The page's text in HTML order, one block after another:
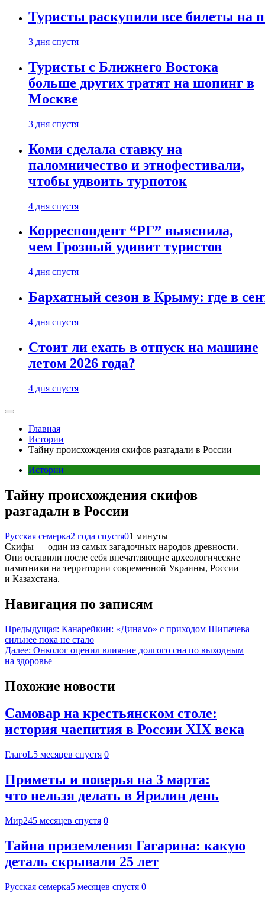
Туристы раскупили все билеты на
3 дня спустя
Туристы с Ближнего Востока
больше других тратят на шопинг в
Москве
3 дня спустя
Коми сделала ставку на
паломничество и этнофестивали,
чтобы удвоить турпоток
4 дня спустя
Корреспондент “РГ” выяснила,
чем Грозный удивит туристов
4 дня спустя
Бархатный сезон в Крыму: где в
4 дня спустя
Стоит ли ехать в отпуск на машине
летом 2026 года?
4 дня спустя
Главная
Истории
Тайну происхождения скифов разгадали в России
Истории
Тайну происхождения скифов
разгадали в России
Русская семерка2 года спустя01 минуты
Скифы — один из самых загадочных народов древности.
Они оставили после себя впечатляющие археологические
памятники на территории современной Украины, России
и Казахстана.
Навигация по записям
Предыдущая: Канарейкин: «Динамо» с приходом Шипачева
сильнее пока не стало
Далее: Онколог оценил влияние долгого сна по выходным
на здоровье
Похожие новости
Самовар на крестьянском столе:
история чаепития в России XIX века
ГлагоL5 месяцев спустя 0
Приметы и поверья на 3 марта:
что нельзя делать в Ярилин день
Мир245 месяцев спустя 0
Тайна приземления Гагарина: какую
деталь скрывали 25 лет
Русская семерка5 месяцев спустя 0